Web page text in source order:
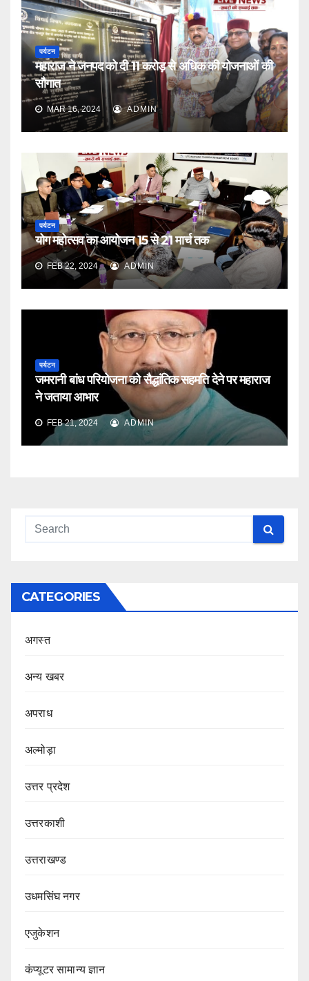
पर्यटन
महाराज ने जनपद को दी 11 करोड़ से अधिक की योजनाओं की
सौगात
MAR 16, 2024 ADMIN
पर्यटन
योग महोत्सव का आयोजन 15 से 21 मार्च तक
FEB 22, 2024 ADMIN
पर्यटन
जमरानी बांध परियोजना को सैद्धांतिक सहमति देने पर महाराज
ने जताया आभार
FEB 21, 2024 ADMIN
CATEGORIES
अगस्त
अन्य खबर
अपराध
अल्मोड़ा
उत्तर प्रदेश
उत्तरकाशी
उत्तराखण्ड
उधमसिंघ नगर
एजुकेशन
कंप्यूटर सामान्य ज्ञान